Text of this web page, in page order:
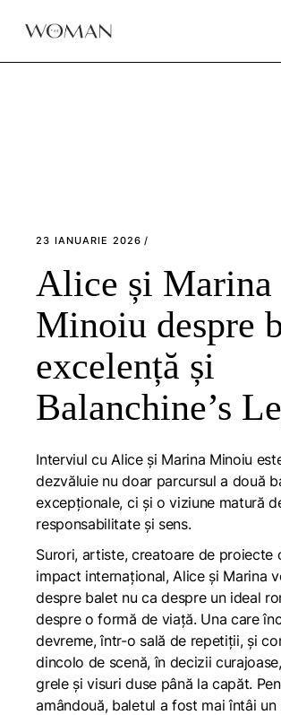
23 IANUARIE 2026
Alice și Marina
Minoiu despre
excelență și
Balanchine’s
Interviul cu Alice și Marina Minoiu
dezvăluie nu doar parcursul a două
excepționale, ci și o viziune matură
responsabilitate și sens.
Surori, artiste, creatoare de proiecte
impact internațional, Alice și Marina
despre balet nu ca despre un ideal
despre o formă de viață. Una care
devreme, într-o sală de repetiții, și
dincolo de scenă, în decizii
grele și visuri duse până la capăt.
amândouă, baletul a fost mai întâi un